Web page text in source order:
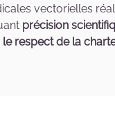
vectorielles
précision
respect de la